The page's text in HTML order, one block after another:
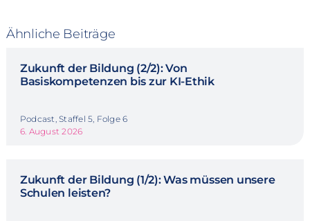
Ähnliche Beiträge
Zukunft der Bildung (2/2): Von
Basiskompetenzen bis zur KI-Ethik
Podcast, Staffel 5, Folge 6
6. August 2026
Zukunft der Bildung (1/2): Was müssen unsere
Schulen leisten?